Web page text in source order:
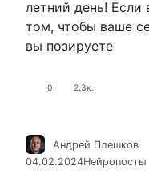
летний день! Если
том, чтобы ваше
вы позируете
0 2.3к.
Андрей Плешков
04.02.2024Нейропосты